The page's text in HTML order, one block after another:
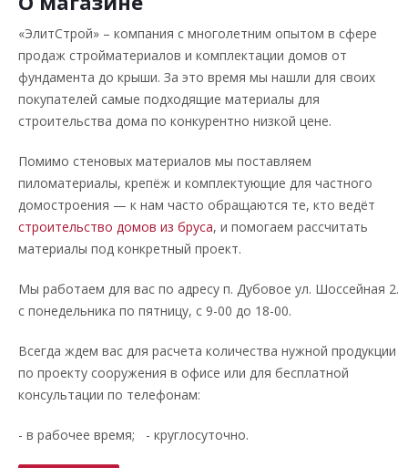
«ЭлитСтрой» – компания с многолетним опытом в сфере
продаж стройматериалов и комплектации домов от
фундамента до крыши. За это время мы нашли для своих
покупателей самые подходящие материалы для
строительства дома по конкурентно низкой цене.
Помимо стеновых материалов мы поставляем
пиломатериалы, крепёж и комплектующие для частного
домостроения — к нам часто обращаются те, кто ведёт
строительство домов из бруса, и помогаем рассчитать
материалы под конкретный проект.
Мы работаем для вас по адресу п. Дубовое ул. Шоссейная 2.
с понедельника по пятницу, с 9-00 до 18-00.
Всегда ждем вас для расчета количества нужной продукции
по проекту сооружения в офисе или для бесплатной
консультации по телефонам:
- в рабочее время; - круглосуточно.